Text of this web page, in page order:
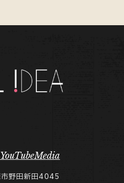
YouTubeMedia
野田新田4045